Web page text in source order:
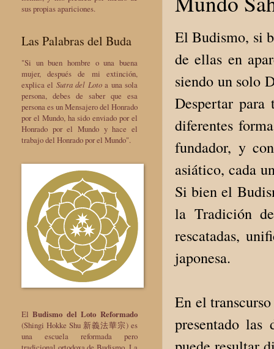
El Budismo, si
de ellas en
siendo un solo
Despertar para
diferentes
fundador, y
asiático, cada
Si bien el
la Tradición
rescatadas,
japonesa.
En el
presentado las
sus propias apariciones.
Las Palabras del Buda
"Si un buen hombre o una buena
mujer, después de mi extinción,
explica el Sutra del Lotoa una sola
persona, debes de saber que esa
persona es un Mensajero del Honrado
por el Mundo, ha sido enviado por el
Honrado por el Mundo y hace el
trabajo del Honrado por el Mundo".
ElBudismo del Loto Reformado
(Shingi Hokke Shu 新義法華宗) es
una escuela reformada pero